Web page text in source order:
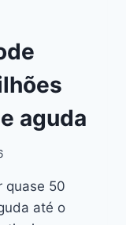
aguda
quase 50
até o